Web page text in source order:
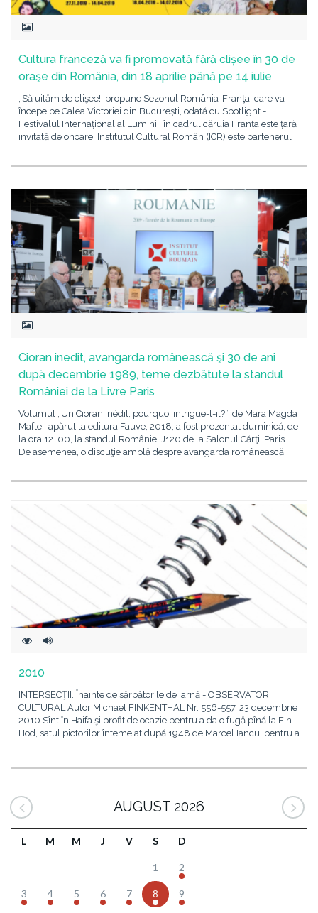
Cultura franceză va fi promovată fără clișee în 30 de
oraşe din România, din 18 aprilie până pe 14 iulie
„Să uităm de clişee!, propune Sezonul România-Franţa, care va
începe pe Calea Victoriei din București, odată cu Spotlight -
Festivalul Internațional al Luminii, în cadrul căruia Franța este țară
invitată de onoare. Institutul Cultural Român (ICR) este partenerul
Cioran inedit, avangarda românească şi 30 de ani
după decembrie 1989, teme dezbătute la standul
României de la Livre Paris
Volumul „Un Cioran inédit, pourquoi intrigue-t-il?”, de Mara Magda
Maftei, apărut la editura Fauve, 2018, a fost prezentat duminică, de
la ora 12. 00, la standul României J120 de la Salonul Cărţii Paris.
De asemenea, o discuţie amplă despre avangarda românească
2010
INTERSECŢII. Înainte de sărbătorile de iarnă - OBSERVATOR
CULTURAL Autor Michael FINKENTHAL Nr. 556-557, 23 decembrie
2010 Sînt în Haifa şi profit de ocazie pentru a da o fugă pînă la Ein
Hod, satul pictorilor întemeiat după 1948 de Marcel Iancu, pentru a
AUGUST 2026
L M M J V S D
1 2
3 4 5 6 7 8 9